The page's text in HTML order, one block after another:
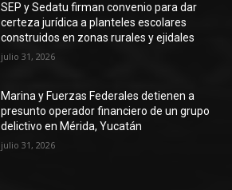
SEP y Sedatu firman convenio para dar
certeza jurídica a planteles escolares
construidos en zonas rurales y ejidales
julio 31, 2026
Marina y Fuerzas Federales detienen a
presunto operador financiero de un grupo
delictivo en Mérida, Yucatán
julio 31, 2026